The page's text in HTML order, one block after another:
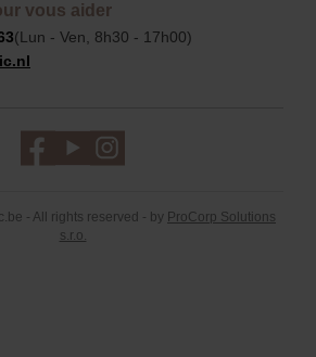
vous aider
(Lun - Ven, 8h30 - 17h00)
- All rights reserved - by ProCorp Solutions
s.r.o.